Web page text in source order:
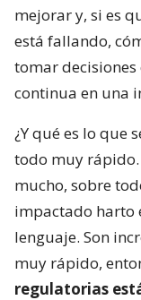
mejorar y, si es
está fallando,
tomar decisiones
continua en una
¿Y qué es lo que
todo muy rápido.
mucho, sobre
impactado harto
lenguaje. Son
muy rápido,
regulatorias